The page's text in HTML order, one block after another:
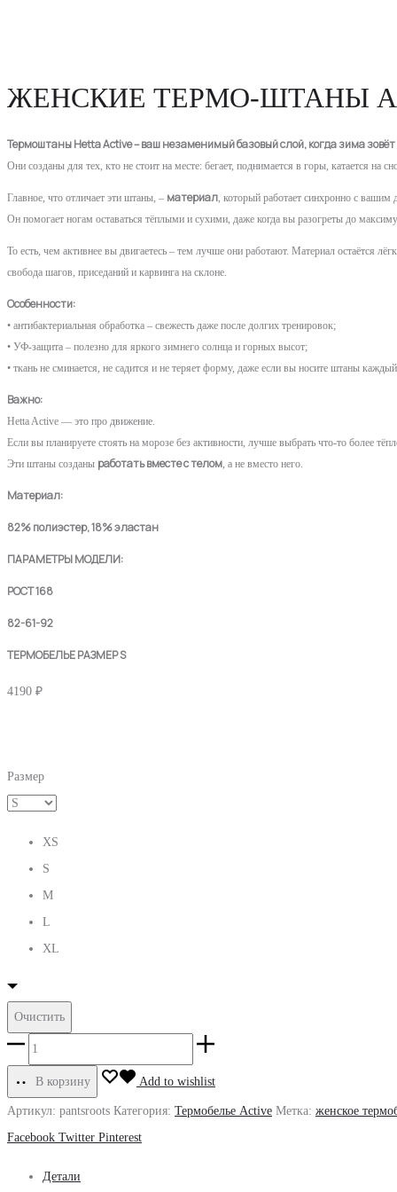
ЖЕНСКИЕ ТЕРМО-ШТАНЫ
Термоштаны Hetta Active – ваш незаменимый базовый слой, когда зима
Они созданы для тех, кто не стоит на месте: бегает, поднимается в горы, катается
Главное, что отличает эти штаны, – материал, который работает синхронно с вашим
Он помогает ногам оставаться тёплыми и сухими, даже когда вы разогреты до
То есть, чем активнее вы двигаетесь – тем лучше они работают. Материал остаётся
свобода шагов, приседаний и карвинга на склоне.
Особенности:
• антибактериальная обработка – свежесть даже после долгих тренировок;
• УФ-защита – полезно для яркого зимнего солнца и горных высот;
• ткань не сминается, не садится и не теряет форму, даже если вы носите штаны каждый
Важно:
Hetta Active — это про движение.
Если вы планируете стоять на морозе без активности, лучше выбрать что-то более
Эти штаны созданы работать вместе с телом, а не вместо него.
Материал:
82% полиэстер, 18% эластан
ПАРАМЕТРЫ МОДЕЛИ:
РОСТ 168
82-61-92
ТЕРМОБЕЛЬЕ РАЗМЕР S
4190 ₽
Размер
XS
S
M
L
XL
Очистить
Количество
товара
ЖЕНСКИЕ
ACTIVE
В корзину Add to wishlist
Артикул: pantsroots Категория: Термобелье Active Метка: женское
Share
Facebook Twitter Pinterest
Детали